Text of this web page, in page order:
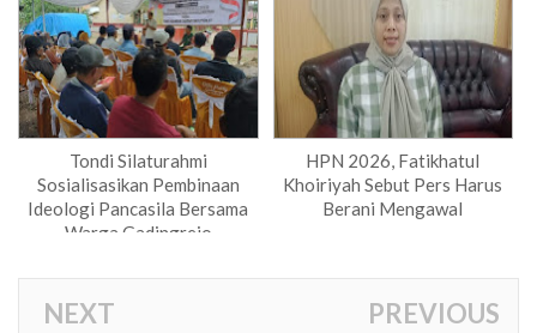
Tondi Silaturahmi
Sosialisasikan Pembinaan
Ideologi Pancasila Bersama
Warga Gadingrejo
HPN 2026, Fatikhatul
Khoiriyah Sebut Pers Harus
Berani Mengawal
NEXT PREVIOUS